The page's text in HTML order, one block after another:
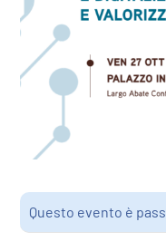
Questo evento è